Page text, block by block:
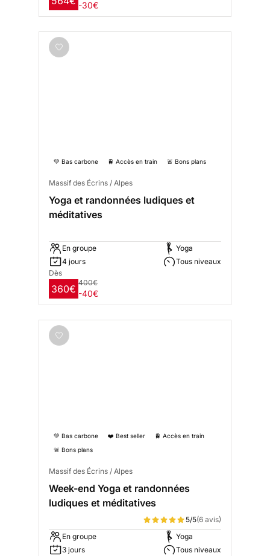
-30€
💚 Bas carbone 🚆 Accès en train 🚨 Bons plans
Massif des Écrins / Alpes
Yoga et randonnées ludiques et
méditatives
En groupe
4 jours
Yoga
Tous niveaux
Dès
360€
400€
-40€
💚 Bas carbone ❤️ Best seller
🚆 Accès en train
🚨 Bons plans
Massif des Écrins / Alpes
Week-end Yoga et randonnées
ludiques et méditatives
5/5(6 avis)
En groupe
3 jours
Yoga
Tous niveaux